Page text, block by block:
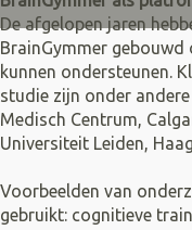
Over
Inloggen
Registreer
De afgelopen jaren
BrainGymmer
kunnen ondersteunen.
studie zijn onder
Medisch Centrum,
Universiteit Leiden,
Voorbeelden van
gebruikt: cognitieve